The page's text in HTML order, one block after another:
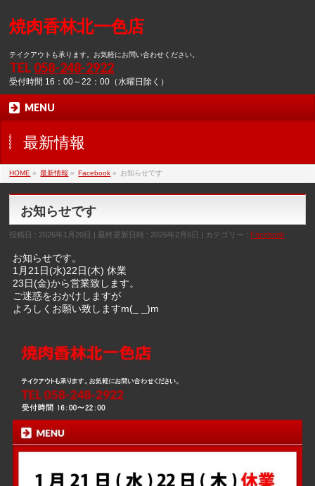
焼肉香林北一色店
テイクアウトも承ります。お気軽にお問い合わせください。
TEL 058-248-2922
受付時間 16：00～22：00（水曜日除く）
MENU
最新情報
HOME » 最新情報 » Facebook » お知らせです
お知らせです
投稿日 : 2026年1月20日 最終更新日時 : 2026年2月6日 カテゴリー : Facebook
お知らせです。
1月21日(水)22日(木) 休業
23日(金)から営業致します。
ご迷惑をおかけしますが
よろしくお願い致しますm(_ _)m